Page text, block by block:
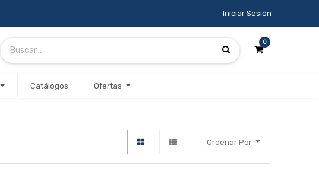
Iniciar Sesión
0
Catálogos Ofertas
Ordenar Por